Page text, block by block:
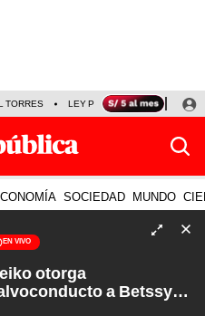
TORRES LEY PULPÍN PRECIO DEL
SOCIEDAD MUNDO
EN VIVO
otorga
a Betssy